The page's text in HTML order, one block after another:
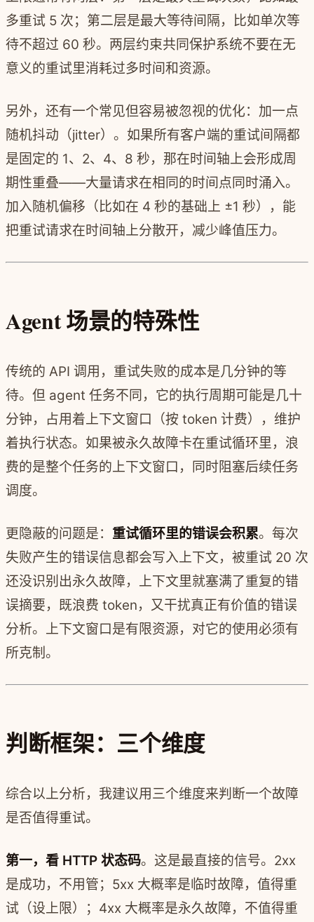
多重试 5 次；第二层是最大等待间隔，比如单次等
待不超过 60 秒。两层约束共同保护系统不要在无
意义的重试里消耗过多时间和资源。
另外，还有一个常见但容易被忽视的优化：加一点
随机抖动（jitter）。如果所有客户端的重试间隔都
是固定的 1、2、4、8 秒，那在时间轴上会形成周
期性重叠——大量请求在相同的时间点同时涌入。
加入随机偏移（比如在 4 秒的基础上 ±1 秒），能
把重试请求在时间轴上分散开，减少峰值压力。
Agent 场景的特殊性
传统的 API 调用，重试失败的成本是几分钟的等
待。但 agent 任务不同，它的执行周期可能是几十
分钟，占用着上下文窗口（按 token 计费），维护
着执行状态。如果被永久故障卡在重试循环里，浪
费的是整个任务的上下文窗口，同时阻塞后续任务
调度。
更隐蔽的问题是： 重试循环里的错误会积累。每次
失败产生的错误信息都会写入上下文，被重试 20 次
还没识别出永久故障，上下文里就塞满了重复的错
误摘要，既浪费 token，又干扰真正有价值的错误
分析。上下文窗口是有限资源，对它的使用必须有
所克制。
判断框架：三个维度
综合以上分析，我建议用三个维度来判断一个故障
是否值得重试。
第一，看 HTTP 状态码。这是最直接的信号。2xx
是成功，不用管；5xx 大概率是临时故障，值得重
试（设上限）；4xx 大概率是永久故障，不值得重